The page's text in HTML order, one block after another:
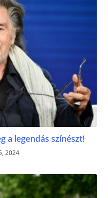
a legendás színészt!
2024